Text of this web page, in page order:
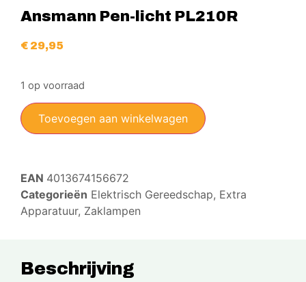
Ansmann Pen-licht PL210R
€29,95
1 op voorraad
Toevoegen aan winkelwagen
EAN 4013674156672
Categorieën Elektrisch Gereedschap, Extra
Apparatuur, Zaklampen
Beschrijving